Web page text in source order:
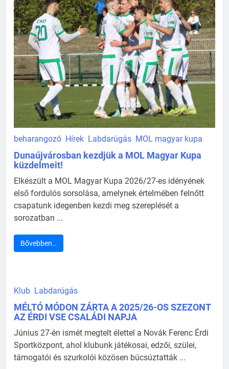
beharangozó Hírek Labdarúgás MOL magyar kupa
Dunaújvárosban kezdjük a MOL Magyar Kupa
küzdelmeit!
Elkészült a MOL Magyar Kupa 2026/27-es idényének
első fordulós sorsolása, amelynek értelmében felnőtt
csapatunk idegenben kezdi meg szereplését a
sorozatban ...
Bővebben…
Klub Labdarúgás
MÉLTÓ MÓDON ZÁRTA A 2025/26-OS SZEZONT
AZ ÉRDI VSE CSALÁDI NAPJA
Június 27-én ismét megtelt élettel a Novák Ferenc Érdi
Sportközpont, ahol klubunk játékosai, edzői, szülei,
támogatói és szurkolói közösen búcsúztatták ...